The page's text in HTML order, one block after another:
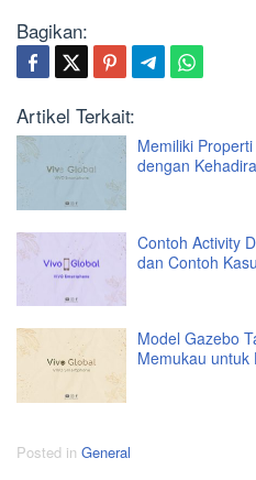
Bagikan:
Artikel Terkait:
Memiliki
dengan
Contoh Activity
dan Contoh
Model Gazebo
Memukau untuk
Posted in General